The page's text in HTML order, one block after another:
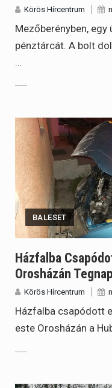
Körös Hírcentrum
Mezőberényben,
pénztárcát. A bolt
…
BALESET
Házfalba
Orosházán
Körös Hírcentrum
Házfalba csapódott
este Orosházán a